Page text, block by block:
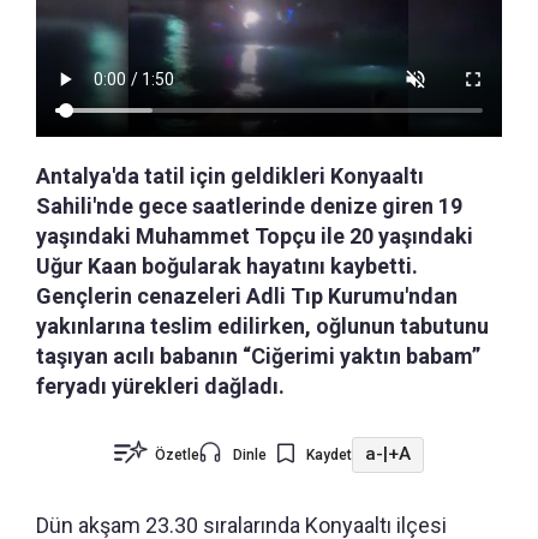
Antalya'da tatil için geldikleri Konyaaltı
Sahili'nde gece saatlerinde denize giren 19
yaşındaki Muhammet Topçu ile 20 yaşındaki
Uğur Kaan boğularak hayatını kaybetti.
Gençlerin cenazeleri Adli Tıp Kurumu'ndan
yakınlarına teslim edilirken, oğlunun tabutunu
taşıyan acılı babanın “Ciğerimi yaktın babam”
feryadı yürekleri dağladı.
Özetle Dinle Kaydet a- +A
Dün akşam 23.30 sıralarında Konyaaltı ilçesi